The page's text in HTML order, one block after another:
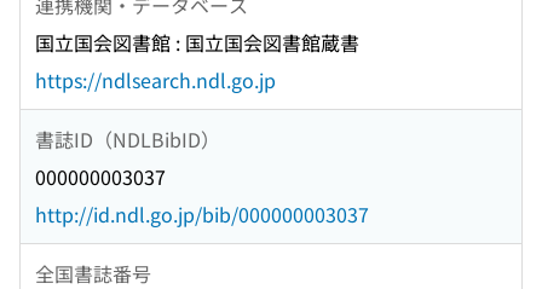
国立国会図書館 : 国立国会図書館蔵書
https://ndlsearch.ndl.go.jp
書誌ID（NDLBibID）
000000003037
http://id.ndl.go.jp/bib/000000003037
全国書誌番号